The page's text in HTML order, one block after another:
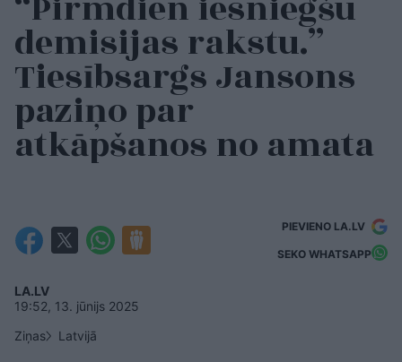
demisijas rakstu.”
Tiesībsargs Jansons
paziņo par
atkāpšanos no amata
PIEVIENO LA.LV
SEKO WHATSAPP
LA.LV
19:52, 13. jūnijs 2025
Ziņas
Latvijā